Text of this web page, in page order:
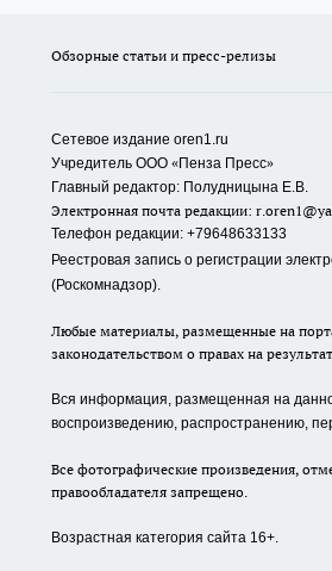
Обзорные статьи и пресс-релизы
Сетевое издание oren1.ru
Учредитель ООО «Пенза Пресс»
Главный редактор: Полудницына Е.В.
Электронная почта редакции:
Телефон редакции: +79648633133
Реестровая запись о регистрации
(Роскомнадзор).
Любые материалы, размещенные на
законодательством о правах на
Вся информация, размещенная на
воспроизведению, распространению,
Все фотографические произведения,
правообладателя запрещено.
Возрастная категория сайта 16+.